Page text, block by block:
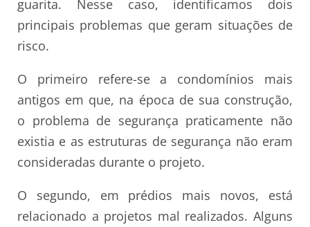
guarita. Nesse caso, identificamos dois
principais problemas que geram situações de
risco.
O primeiro refere-se a condomínios mais
antigos em que, na época de sua construção,
o problema de segurança praticamente não
existia e as estruturas de segurança não eram
consideradas durante o projeto.
O segundo, em prédios mais novos, está
relacionado a projetos mal realizados. Alguns